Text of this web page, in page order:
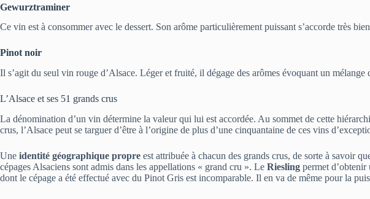
Gewurztraminer
Ce vin est à consommer avec le dessert. Son arôme particulièrement puissant s’accorde très
Pinot noir
Il s’agit du seul vin rouge d’Alsace. Léger et fruité, il dégage des arômes évoquant un mélange
L’Alsace et ses 51 grands crus
La dénomination d’un vin détermine la valeur qui lui est accordée. Au sommet de cette
crus, l’Alsace peut se targuer d’être à l’origine de plus d’une cinquantaine de ces vins
Une identité géographique propre est attribuée à chacun des grands crus, de sorte à savoir
cépages Alsaciens sont admis dans les appellations « grand cru ». Le Riesling permet
dont le cépage a été effectué avec du Pinot Gris est incomparable. Il en va de même pour la